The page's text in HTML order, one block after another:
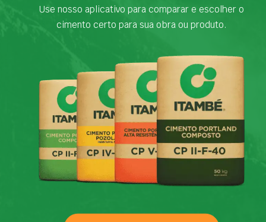
Use nosso aplicativo para comparar e escolher o
cimento certo para sua obra ou produto.